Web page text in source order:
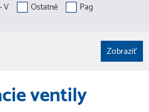
V Ostatné
Pag
ventily